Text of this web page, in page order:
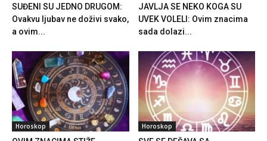
SUĐENI SU JEDNO DRUGOM:
Ovakvu ljubav ne doživi svako,
a ovim...
JAVLJA SE NEKO KOGA SU
UVEK VOLELI: Ovim znacima
sada dolazi...
Horoskop Horoskop